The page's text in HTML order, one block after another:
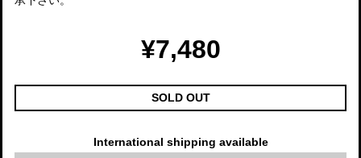
¥7,480
SOLD OUT
International shipping available